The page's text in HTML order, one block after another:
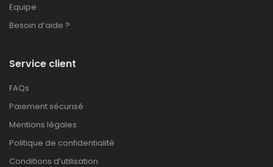
Equipe
Besoin d’aide ?
Service client
FAQs
Paiement sécurisé
Mentions légales
Politique de confidentialité
Conditions d’utilisation